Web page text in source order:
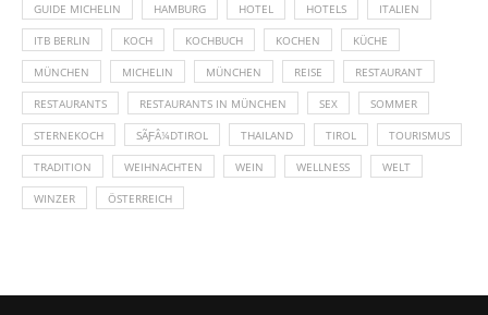
GUIDE MICHELIN HAMBURG HOTEL HOTELS ITALIEN
ITB BERLIN KOCH KOCHBUCH KOCHEN KÜCHE
MÜNCHEN MICHELIN MÜNCHEN REISE RESTAURANT
RESTAURANTS RESTAURANTS IN MÜNCHEN SEX SOMMER
STERNEKOCH SÃƑÂ¼DTIROL THAILAND TIROL TOURISMUS
TRADITION WEIHNACHTEN WEIN WELLNESS WELT
WINZER ÖSTERREICH